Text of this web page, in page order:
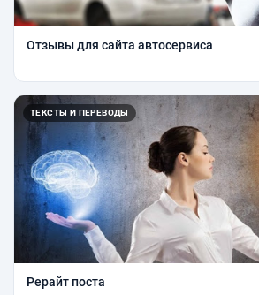
Отзывы для сайта автосервиса
ТЕКСТЫ И ПЕРЕВОДЫ
Рерайт поста